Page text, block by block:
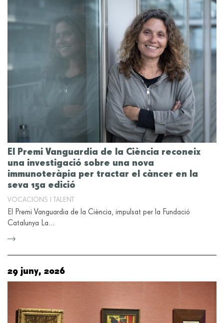
El Premi Vanguardia de la Ciència reconeix
una investigació sobre una nova
immunoteràpia per tractar el càncer en la
seva 15a edició
VOCACIONS I TALENT
El Premi Vanguardia de la Ciència, impulsat per la Fundació
Catalunya La…
29 juny, 2026